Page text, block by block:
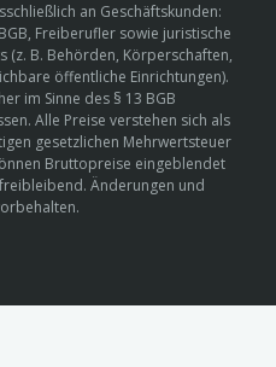
an Geschäftskunden:
Freiberufler sowie juristische
(z. B. Behörden, Körperschaften,
öffentliche Einrichtungen).
im Sinne des § 13 BGB
Alle Preise verstehen sich als
gesetzlichen Mehrwertsteuer
Bruttopreise eingeblendet
Änderungen und